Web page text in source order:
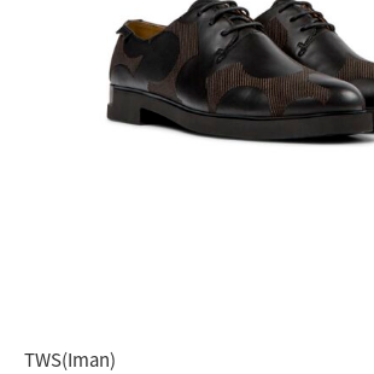
TWS(Iman)